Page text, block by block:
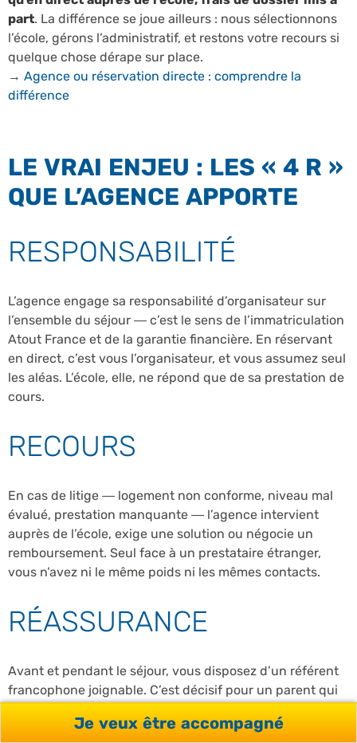
part. La différence se joue ailleurs : nous sélectionnons
l’école, gérons l’administratif, et restons votre recours si
quelque chose dérape sur place.
→ Agence ou réservation directe : comprendre la
différence
LE VRAI ENJEU : LES « 4 R »
QUE L’AGENCE APPORTE
RESPONSABILITÉ
L’agence engage sa responsabilité d’organisateur sur
l’ensemble du séjour — c’est le sens de l’immatriculation
Atout France et de la garantie financière. En réservant
en direct, c’est vous l’organisateur, et vous assumez seul
les aléas. L’école, elle, ne répond que de sa prestation de
cours.
RECOURS
En cas de litige — logement non conforme, niveau mal
évalué, prestation manquante — l’agence intervient
auprès de l’école, exige une solution ou négocie un
remboursement. Seul face à un prestataire étranger,
vous n’avez ni le même poids ni les mêmes contacts.
RÉASSURANCE
Avant et pendant le séjour, vous disposez d’un référent
francophone joignable. C’est décisif pour un parent qui
départ : l’agence absorbe une partie de la charge
Je veux être accompagné